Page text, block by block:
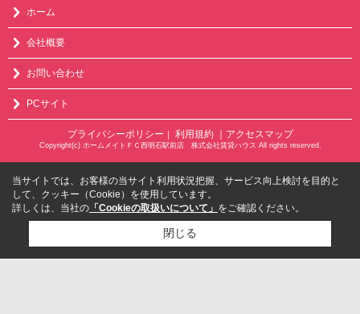
ホーム
会社概要
お問い合わせ
PCサイト
プライバシーポリシー ｜ 利用規約 ｜アクセスマップ
Copyright(c) ホームメイトＦＣ西明石駅前店 株式会社賃貸ハウス All rights reserved.
当サイトでは、お客様の当サイト利用状況把握、サービス向上検討を目的と
して、クッキー（Cookie）を使用しています。
詳しくは、当社の 「Cookieの取扱いについて」 をご確認ください。
閉じる